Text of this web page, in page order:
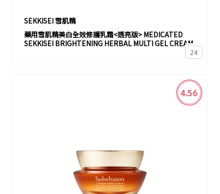
SEKKISEI 雪肌精
藥用雪肌精美白全效修護乳霜<透亮版> MEDICATED
SEKKISEI BRIGHTENING HERBAL MULTI GEL CREAM
24
4.56